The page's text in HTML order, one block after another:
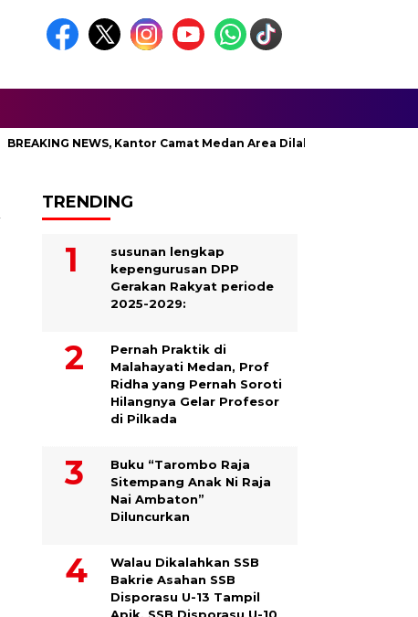
NEWS, Kantor Camat Medan Area Dilahap Sijago Merah
TRENDING
susunan lengkap
kepengurusan DPP
Gerakan Rakyat periode
2025-2029:
Pernah Praktik di
Malahayati Medan, Prof
Ridha yang Pernah Soroti
Hilangnya Gelar Profesor
di Pilkada
Buku “Tarombo Raja
Sitempang Anak Ni Raja
Nai Ambaton”
Diluncurkan
Walau Dikalahkan SSB
Bakrie Asahan SSB
Disporasu U-13 Tampil